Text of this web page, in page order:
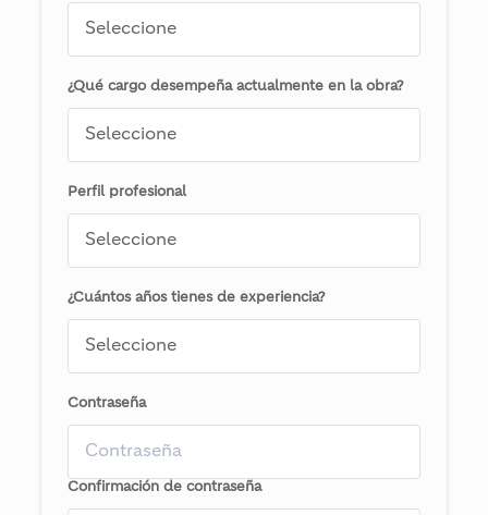
¿Qué cargo desempeña actualmente en la obra?
Perfil profesional
¿Cuántos años tienes de experiencia?
Contraseña
Confirmación de contraseña